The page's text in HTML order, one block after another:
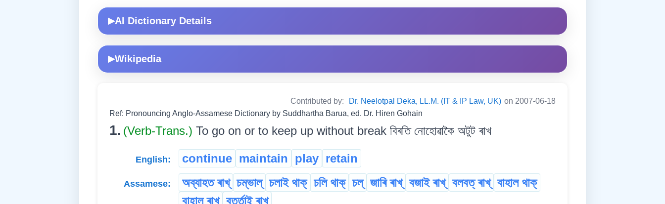
▶AI Dictionary Details
▶Wikipedia
Contributed by: Dr. Neelotpal Deka, LL.M. (IT & IP Law, UK) on 2007-06-18
Ref: Pronouncing Anglo-Assamese Dictionary by Suddhartha Barua, ed. Dr. Hiren Gohain
1. (Verb-Trans.) To go on or to keep up without break বিৰতি নোহোৱাকৈ অটুট ৰাখ
English: continue maintain play retain
Assamese: অব্যাহত ৰাখ্ চম্ভাল্ চলাই থাক্ চলি থাক্ চল্ জাৰি ৰাখ্ বজাই ৰাখ্ বলবত্ ৰাখ্ বাহাল থাক্
বাহাল ৰাখ্ বৰ্ত্তাই ৰাখ্